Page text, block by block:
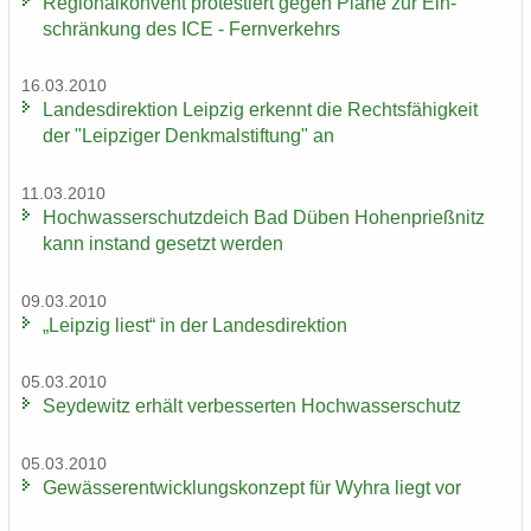
schrän­kung des ICE - Fern­ver­kehrs
16.03.2010
Lan­des­di­rek­ti­on Leip­zig er­kennt die Rechts­fä­hig­keit
der "Leip­zi­ger Denk­mal­stif­tung" an
11.03.2010
Hoch­was­ser­schutz­deich Bad Düben Ho­hen­prieß­nitz
kann in­stand ge­setzt wer­den
09.03.2010
„Leip­zig liest“ in der Lan­des­di­rek­ti­on
05.03.2010
Sey­de­witz er­hält ver­bes­ser­ten Hoch­was­ser­schutz
05.03.2010
Ge­wäs­ser­ent­wick­lungs­kon­zept für Wyhra liegt vor